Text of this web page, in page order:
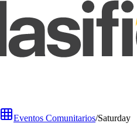
Eventos Comunitarios/Saturday